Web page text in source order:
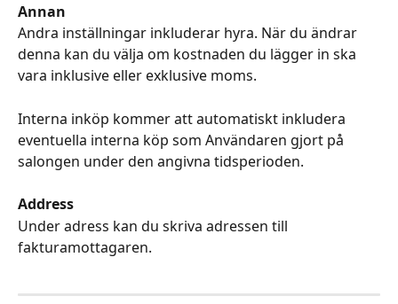
Annan
Andra inställningar inkluderar hyra. När du ändrar
denna kan du välja om kostnaden du lägger in ska
vara inklusive eller exklusive moms.
Interna inköp kommer att automatiskt inkludera
eventuella interna köp som Användaren gjort på
salongen under den angivna tidsperioden.
Address
Under adress kan du skriva adressen till
fakturamottagaren.